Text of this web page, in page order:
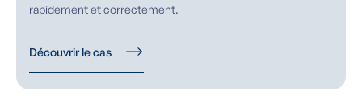
rapidement et correctement.
Découvrir le cas